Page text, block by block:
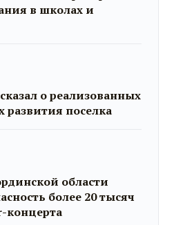
в школах и
о реализованных
развития поселка
области
более 20 тысяч
концерта